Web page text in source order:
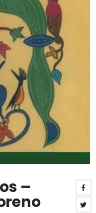
–